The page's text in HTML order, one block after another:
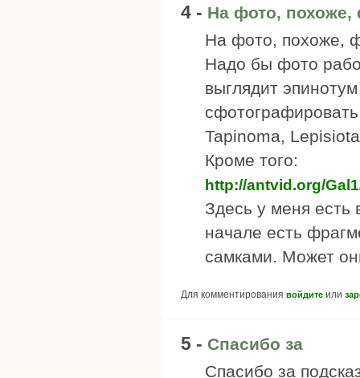
4 - На фото,
На фото, похоже,
Надо бы фото
выглядит
Tapinoma,
Кроме того:
http://antvid.org/
Здесь у меня есть
начале есть
самками. Может
Для комментирования войдите или
5 - Спасибо за
Спасибо за